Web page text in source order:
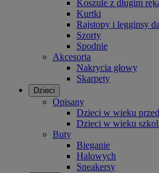
Koszule z długim
Kurtki
Rajstopy i legginsy
Szorty
Spodnie
Akcesoria
Nakrycia głowy
Skarpety
Dzieci
Opisany
Dzieci w wieku
Dzieci w wieku
Buty
Bieganie
Halowych
Sneakersy